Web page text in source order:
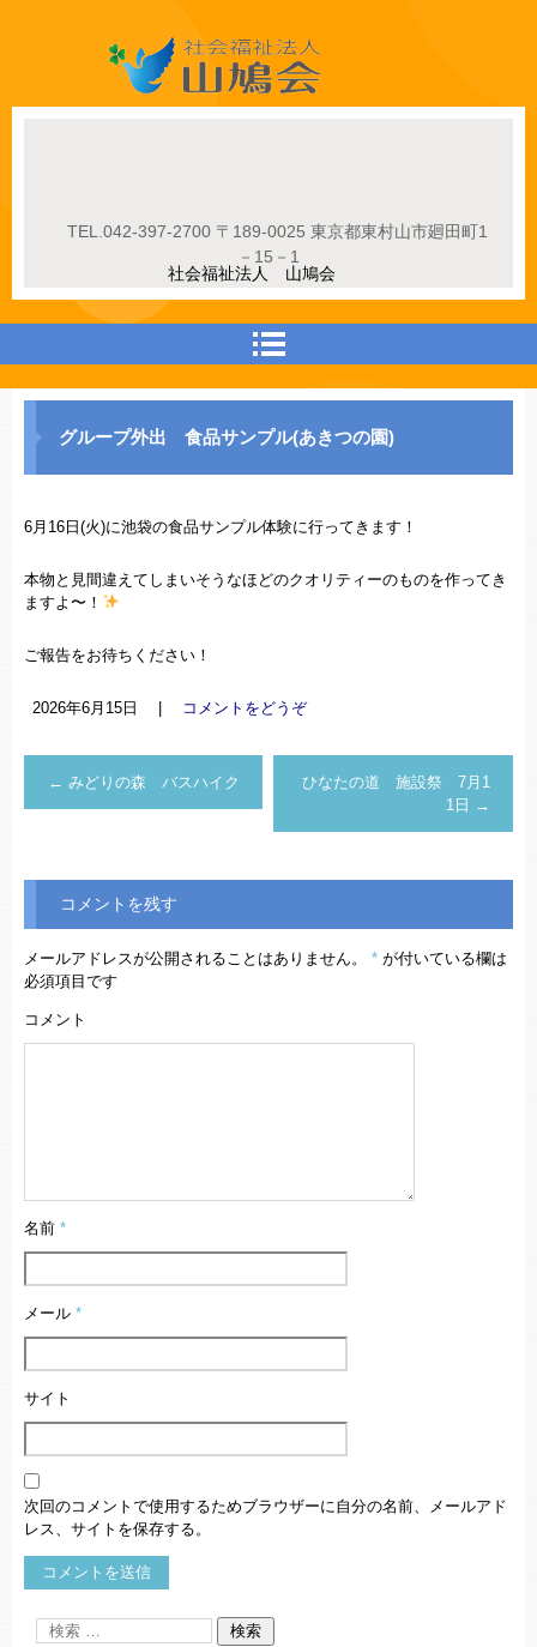
社会福祉法人山鳩会
社会福祉法人 山鳩会
TEL. 042-397-2700 〒189-0025 東京都東村山市廻田町1
－15－1
グループ外出 食品サンプル(あきつの園)
6月16日(火)に池袋の食品サンプル体験に行ってきます！
本物と見間違えてしまいそうなほどのクオリティーのものを作ってき
ますよ〜！
ご報告をお待ちください！
2026年6月15日 コメントをどうぞ
← みどりの森 バスハイク
ひなたの道 施設祭 7月1
1日 →
コメントを残す
メールアドレスが公開されることはありません。 * が付いている欄は
必須項目です
コメント
名前 *
メール *
サイト
次回のコメントで使用するためブラウザーに自分の名前、メールアド
レス、サイトを保存する。